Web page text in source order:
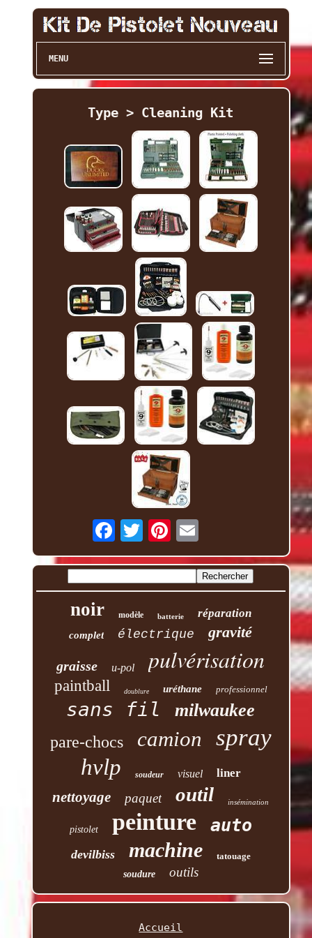
MENU
Type > Cleaning Kit
noir modèle batterie réparation
complet électrique gravité
graisse u-pol pulvérisation
paintball doublure uréthane professionnel
sans fil milwaukee
pare-chocs camion spray
hvlp soudeur visuel liner
nettoyage paquet outil insémination
pistolet peinture auto
devilbiss machine
tatouage
soudure
outils
Accueil